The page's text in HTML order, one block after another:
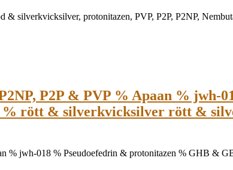
silverkvicksilver, protonitazen, PVP, P2P, P2NP,
P2P & PVP % Apaan % jwh-
rött & silverkvicksilver rött &
jwh-018 % Pseudoefedrin & protonitazen % GHB &